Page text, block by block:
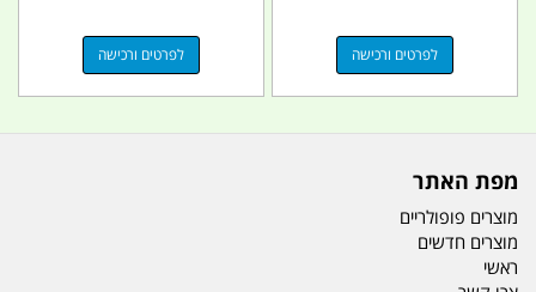
לפרטים ורכישה לפרטים ורכישה
מפת האתר
מוצרים פופולריים
מוצרים חדשים
ראשי